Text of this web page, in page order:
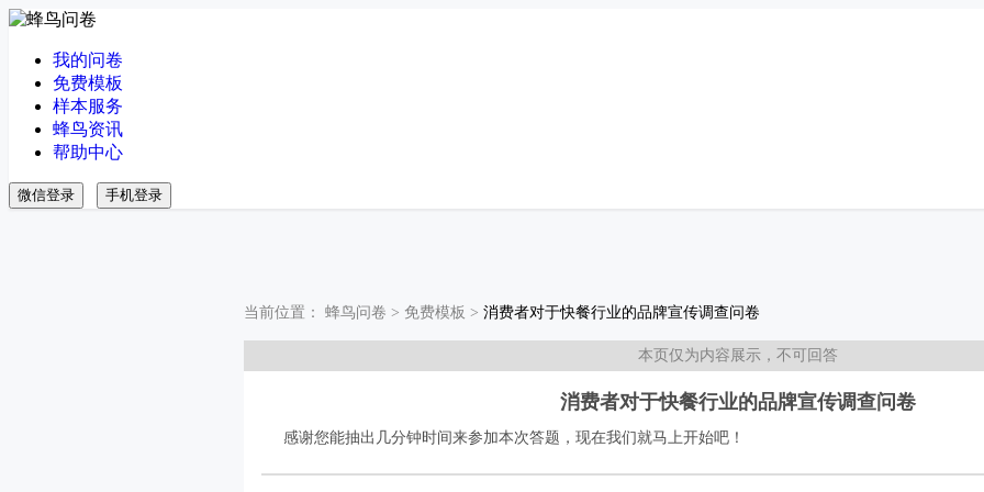
我的问卷
免费模板
样本服务
蜂鸟资讯
帮助中心
微信登录 手机登录
当前位置： 蜂鸟问卷 > 免费模板 > 消费者对于快餐行业的品牌宣传调查问卷
本页仅为内容展示，不可回答
消费者对于快餐行业的品牌宣传调查问卷
感谢您能抽出几分钟时间来参加本次答题，现在我们就马上开始吧！